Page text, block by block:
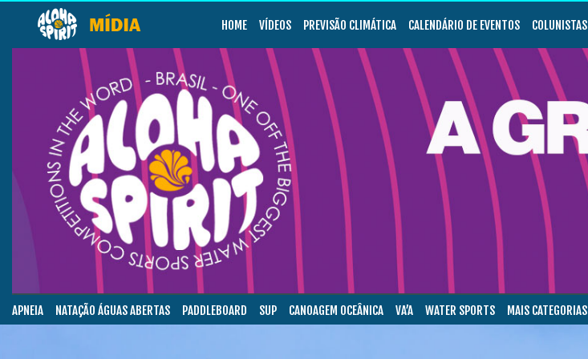
HOME VÍDEOS PREVISÃO CLIMÁTICA CALENDÁRIO DE EVENTOS COLUNISTAS
APNEIA NATAÇÃO ÁGUAS ABERTAS PADDLEBOARD SUP CANOAGEM OCEÂNICA VA’A WATER SPORTS MAIS CATEGORIAS